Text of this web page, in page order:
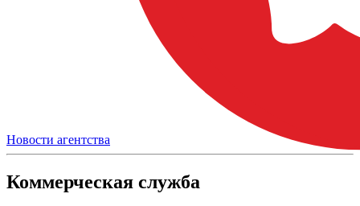
Новости агентства
Коммерческая служба